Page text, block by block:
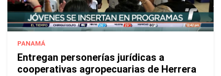
PANAMÁ
Entregan personerías jurídicas a
cooperativas agropecuarias de Herrera